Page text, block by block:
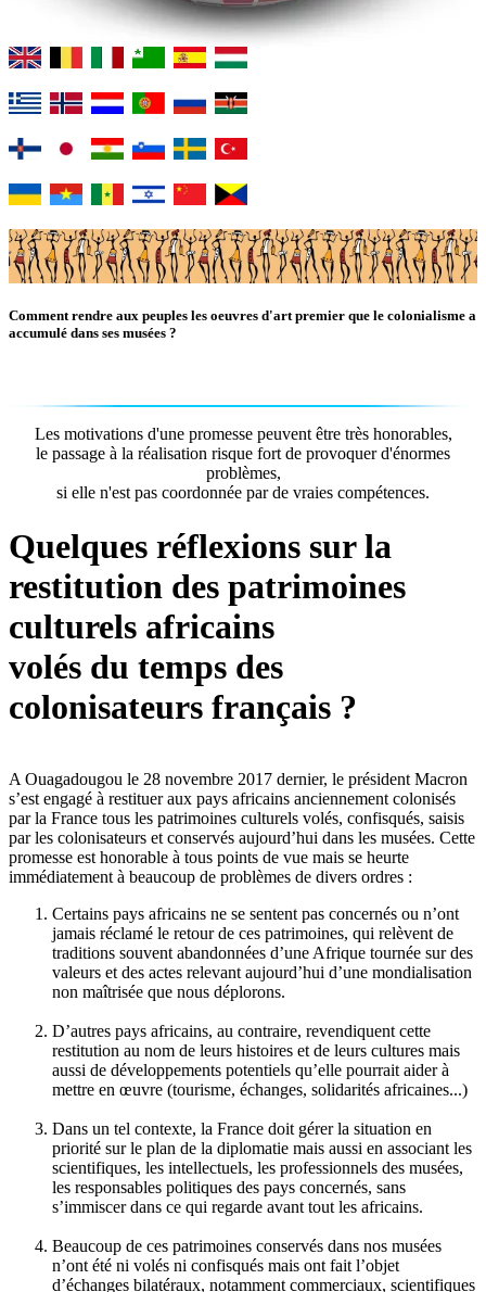
Comment rendre aux peuples les oeuvres d'art premier que le colonialisme a
accumulé dans ses musées ?
Les motivations d'une promesse peuvent être très honorables,
le passage à la réalisation risque fort de provoquer d'énormes
problèmes,
si elle n'est pas coordonnée par de vraies compétences.
Quelques réflexions sur la
restitution des patrimoines
culturels africains
volés du temps des
colonisateurs français ?
A Ouagadougou le 28 novembre 2017 dernier, le président Macron
s’est engagé à restituer aux pays africains anciennement colonisés
par la France tous les patrimoines culturels volés, confisqués, saisis
par les colonisateurs et conservés aujourd’hui dans les musées. Cette
promesse est honorable à tous points de vue mais se heurte
immédiatement à beaucoup de problèmes de divers ordres :
Certains pays africains ne se sentent pas concernés ou n’ont
jamais réclamé le retour de ces patrimoines, qui relèvent de
traditions souvent abandonnées d’une Afrique tournée sur des
valeurs et des actes relevant aujourd’hui d’une mondialisation
non maîtrisée que nous déplorons.
D’autres pays africains, au contraire, revendiquent cette
restitution au nom de leurs histoires et de leurs cultures mais
aussi de développements potentiels qu’elle pourrait aider à
mettre en œuvre (tourisme, échanges, solidarités africaines...)
Dans un tel contexte, la France doit gérer la situation en
priorité sur le plan de la diplomatie mais aussi en associant les
scientifiques, les intellectuels, les professionnels des musées,
les responsables politiques des pays concernés, sans
s’immiscer dans ce qui regarde avant tout les africains.
Beaucoup de ces patrimoines conservés dans nos musées
n’ont été ni volés ni confisqués mais ont fait l’objet
d’échanges bilatéraux, notamment commerciaux, scientifiques